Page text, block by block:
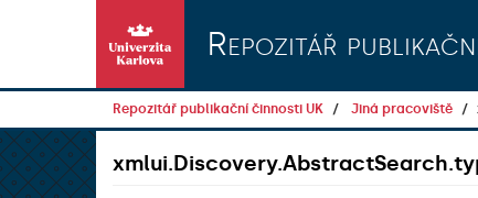
Repozitář
Repozitář publikační činnosti UK Jiná pracoviště